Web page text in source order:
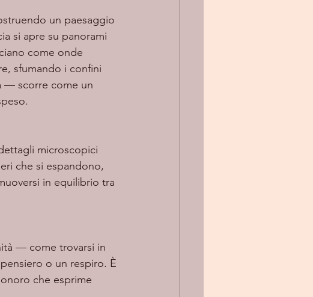
un paesaggio
si apre su panorami
come onde
sfumando i confini
— scorre come un
che si espandono,
in equilibrio tra
— come trovarsi in
o un respiro. È
che esprime